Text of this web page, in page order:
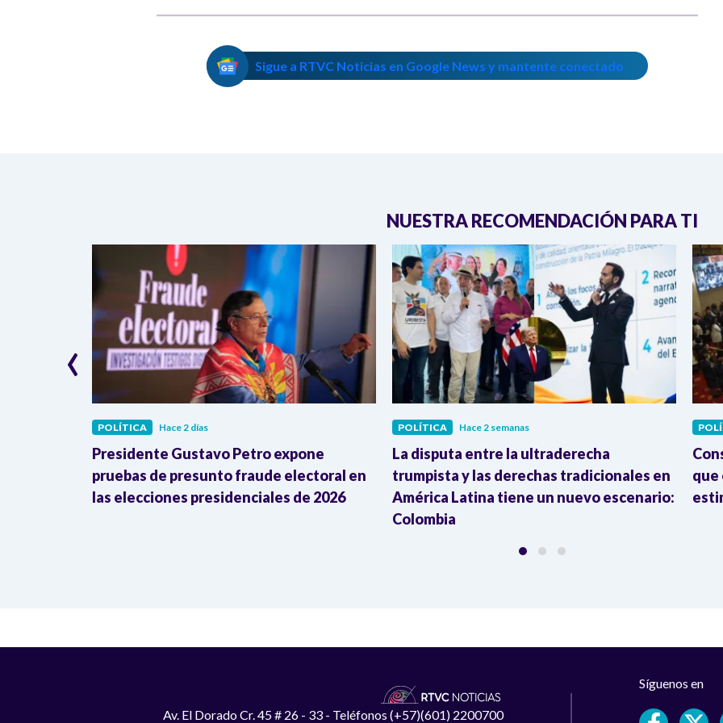
Sigue a RTVC Noticias en Google News y mantente conectado
NUESTRA RECOMENDACIÓN PARA TI
POLÍTICA Hace 2 días
Presidente Gustavo Petro expone
pruebas de presunto fraude electoral en
las elecciones presidenciales de 2026
POLÍTICA Hace 2 semanas
La disputa entre la ultraderecha
trumpista y las derechas tradicionales en
América Latina tiene un nuevo escenario:
Colombia
que
‹
Av. El Dorado Cr. 45 # 26 - 33 - Teléfonos (+57)(601) 2200700
Síguenos en